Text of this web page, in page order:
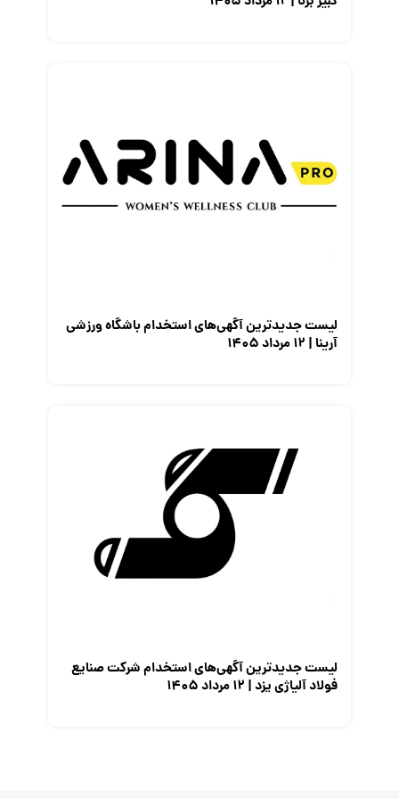
لیست جدیدترین آگهی‌های استخدام باشگاه ورزشی
آرینا | ۱۲ مرداد ۱۴۰۵
لیست جدیدترین آگهی‌های استخدام شرکت صنایع
فولاد آلیاژی یزد | ۱۲ مرداد ۱۴۰۵